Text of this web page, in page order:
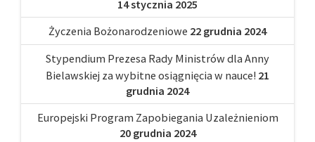
14 stycznia 2025
Życzenia Bożonarodzeniowe 22 grudnia 2024
Stypendium Prezesa Rady Ministrów dla Anny
Bielawskiej za wybitne osiągnięcia w nauce! 21
grudnia 2024
Europejski Program Zapobiegania Uzależnieniom
20 grudnia 2024